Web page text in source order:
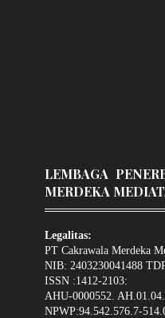
LEMBAGA
MERDEKA
Legalitas:
PT Cakrawala Merdeka
NIB: 2403230041488
ISSN :1412-2103:
AHU-0000552.
NPWP:94.542.576.7-